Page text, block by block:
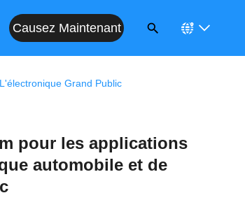
Causez Maintenant
Grand Public
pour les applications
automobile et de